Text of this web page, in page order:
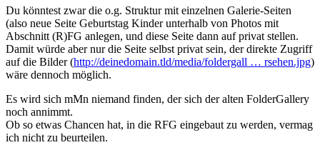
Du könntest zwar die o.g. Struktur mit einzelnen Galerie-Seiten
(also neue Seite Geburtstag Kinder unterhalb von Photos mit
Abschnitt (R)FG anlegen, und diese Seite dann auf privat stellen.
Damit würde aber nur die Seite selbst privat sein, der direkte Zugriff
auf die Bilder (http://deinedomain.tld/media/foldergall … rsehen.jpg)
wäre dennoch möglich.
Es wird sich mMn niemand finden, der sich der alten FolderGallery
noch annimmt.
Ob so etwas Chancen hat, in die RFG eingebaut zu werden, vermag
ich nicht zu beurteilen.